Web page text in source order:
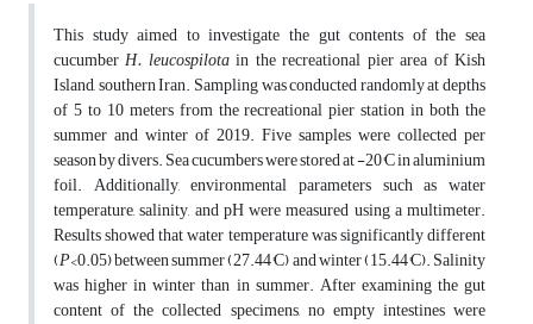
This study aimed to investigate the gut contents of the sea
cucumberH. leucospilotain the recreational pier area of Kish
Island, southern Iran. Sampling was conducted randomly at depths
of 5 to 10 meters from the recreational pier station in both the
summer and winter of 2019. Five samples were collected per
season by divers. Sea cucumbers were stored at -20°C in aluminium
foil. Additionally, environmental parameters such as water
temperature, salinity, and pH were measured using a multimeter.
Results showed that water temperature was significantly different
(P<0.05) between summer (27.44°C) and winter (15.44°C). Salinity
was higher in winter than in summer. After examining the gut
content of the collected specimens, no empty intestines were